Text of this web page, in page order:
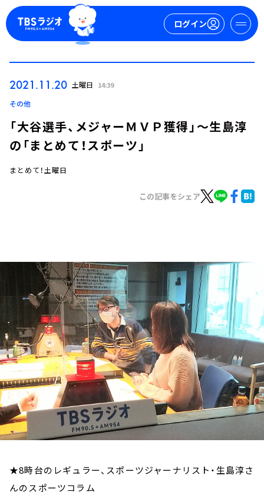
ログイン
お知らせ
イベント・グッズ
YouTube
会社情報
2021.11.20 土曜日 14:39
その他
「大谷選手、メジャーＭＶＰ獲得」～生島淳
の「まとめて！スポーツ」
まとめて！土曜日
この記事をシェア
★8時台のレギュラー、スポーツジャーナリスト・生島淳さ
んのスポーツコラム